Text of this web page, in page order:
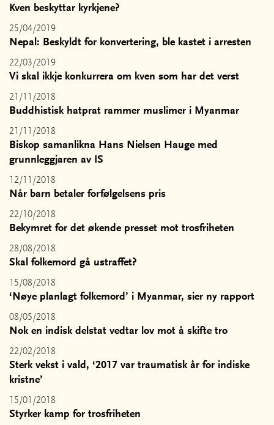
Kven beskyttar kyrkjene?
25/04/2019
Nepal: Beskyldt for konvertering, ble kastet i arresten
22/03/2019
Vi skal ikkje konkurrera om kven som har det verst
21/11/2018
Buddhistisk hatprat rammer muslimer i Myanmar
21/11/2018
Biskop samanlikna Hans Nielsen Hauge med
grunnleggjaren av IS
12/11/2018
Når barn betaler forfølgelsens pris
22/10/2018
Bekymret for det økende presset mot trosfriheten
28/08/2018
Skal folkemord gå ustraffet?
15/08/2018
‘Nøye planlagt folkemord’ i Myanmar, sier ny rapport
08/05/2018
Nok en indisk delstat vedtar lov mot å skifte tro
22/02/2018
Sterk vekst i vald, ‘2017 var traumatisk år for indiske
kristne’
15/01/2018
Styrker kamp for trosfriheten